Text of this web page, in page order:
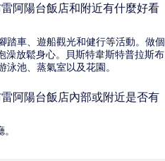
阿陽台飯店和附近有什麼好看
踏車、遊船觀光和健行等活動。做個
澡放鬆身心。貝斯特韋斯特普拉斯布
池、蒸氣室以及花園。
阿陽台飯店內部或附近是否有